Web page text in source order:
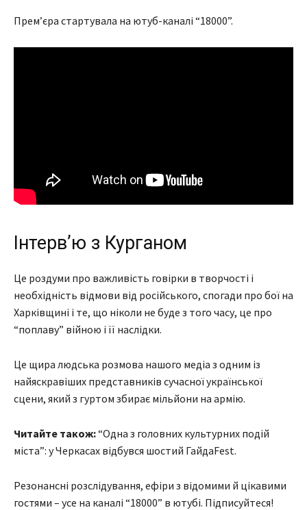
Прем’єра стартувала на ютуб-каналі “18000”.
Інтервʼю з Курганом
Це роздуми про важливість говірки в творчості і
необхідність відмови від російського, спогади про бої на
Харківщині і те, що ніколи не буде з того часу, це про
“поплаву” війною і її наслідки.
Це щира людська розмова нашого медіа з одним із
найяскравіших представників сучасної української
сцени, який з гуртом збирає мільйони на армію.
Читайте також:“Одна з головних культурних подій
міста”: у Черкасах відбувся шостий ГайдаFest.
Резонансні розслідування, ефіри з відомими й цікавими
гостями – усе на каналі “18000” в ютубі. Підписуйтеся!